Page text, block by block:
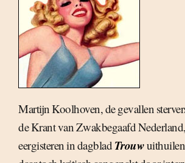
Martijn Koolhoven, de gevallen
de Krant van Zwakbegaafd
eergisteren in dagblad Trouw